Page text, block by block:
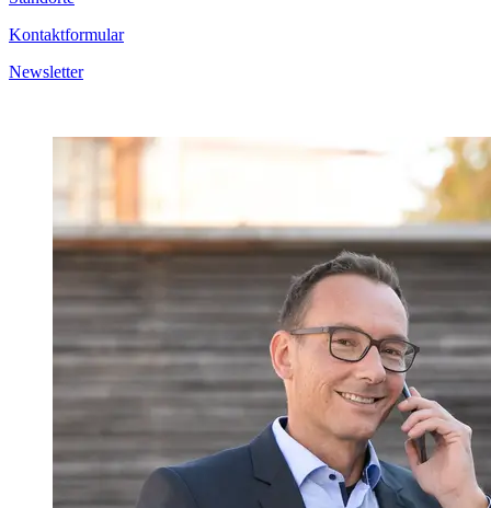
Kontaktformular
Newsletter